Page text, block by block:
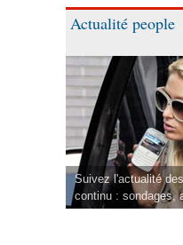
Actualité people
Suivez l'actualité
continu : sondages,